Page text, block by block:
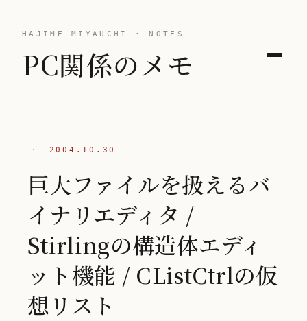
HAJIME MIYAUCHI · NOTES
PC関係のメモ
· 2004.10.30
巨大ファイルを扱えるバ
イナリエディタ /
Stirlingの構造体エディ
ット機能 / CListCtrlの仮
想リスト